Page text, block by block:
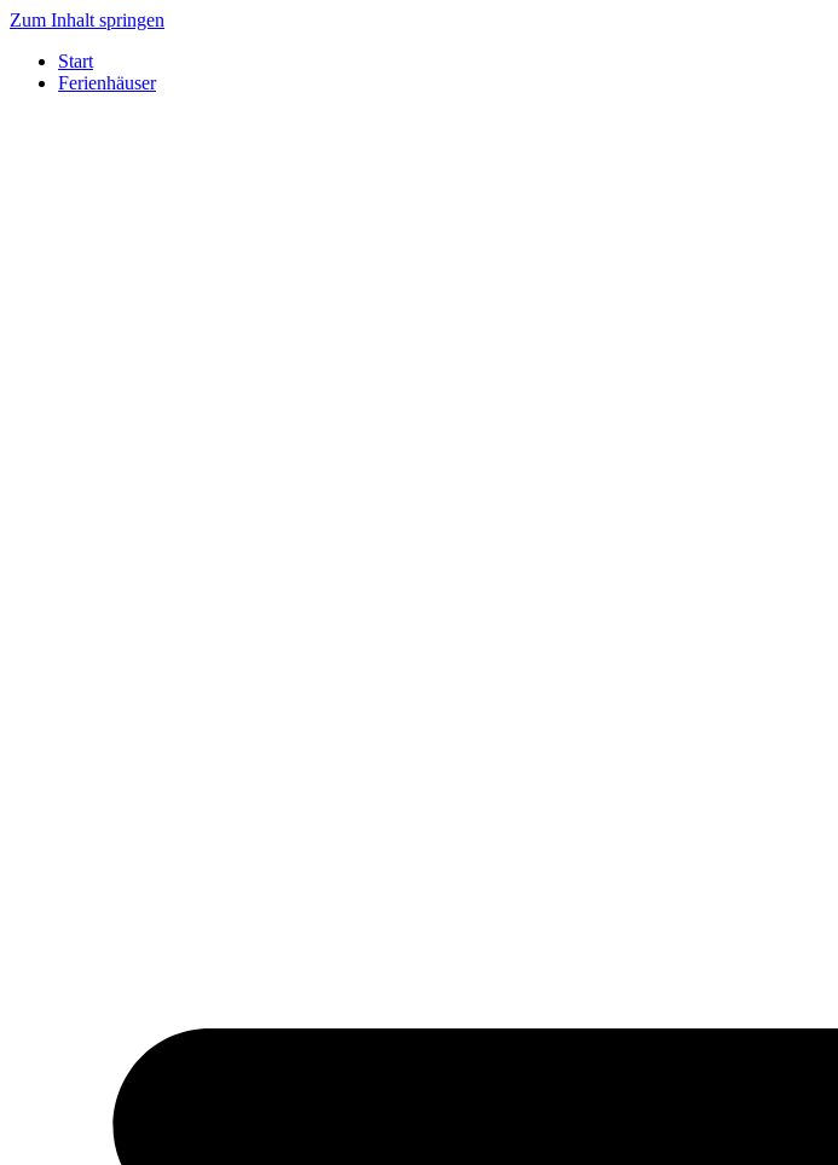
Zum Inhalt springen
Start
Ferienhäuser